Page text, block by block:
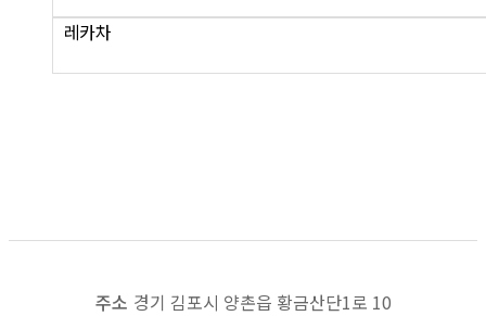
레카차
주소 경기 김포시 양촌읍 황금산단1로 10